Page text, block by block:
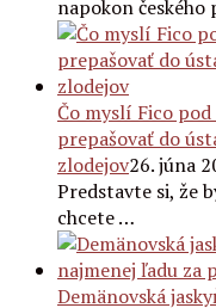
napokon
Čo myslí Fico
prepašovať do
zlodejov26. júna
Predstavte si, že
chcete …
Demänovská